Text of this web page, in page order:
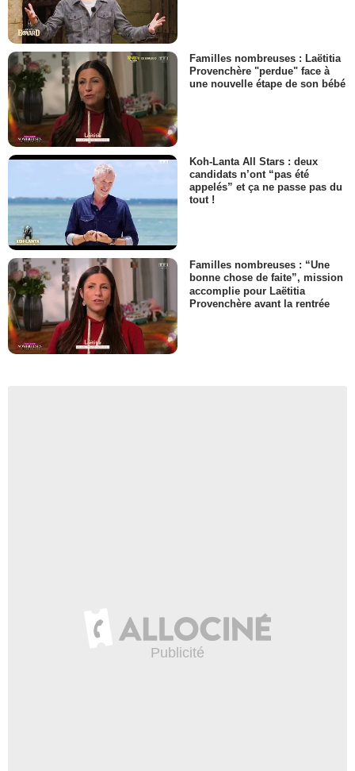
Familles nombreuses : Laëtitia
Provenchère "perdue" face à
une nouvelle étape de son bébé
Koh-Lanta All Stars : deux
candidats n’ont “pas été
appelés” et ça ne passe pas du
tout !
Familles nombreuses : “Une
bonne chose de faite”, mission
accomplie pour Laëtitia
Provenchère avant la rentrée